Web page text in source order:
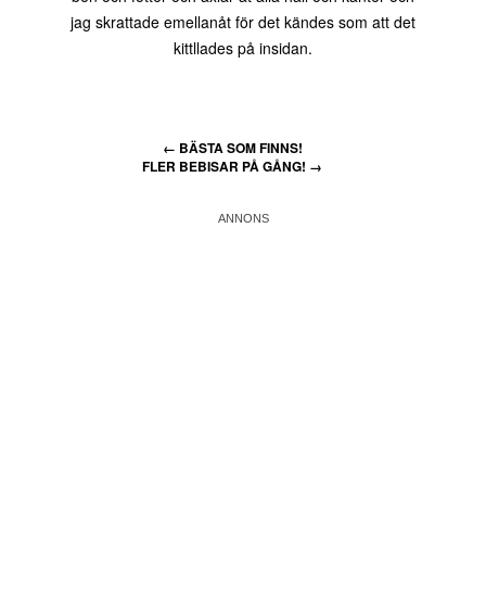
jag skrattade emellanåt för det kändes som att det
kittllades på insidan.
← BÄSTA SOM FINNS!
FLER BEBISAR PÅ GÅNG! →